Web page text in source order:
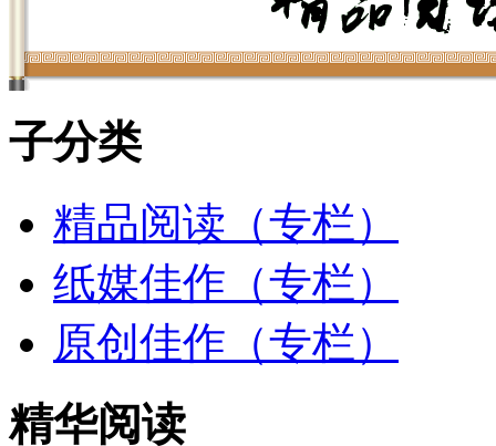
子分类
精品阅读（专栏）
纸媒佳作（专栏）
原创佳作（专栏）
精华阅读